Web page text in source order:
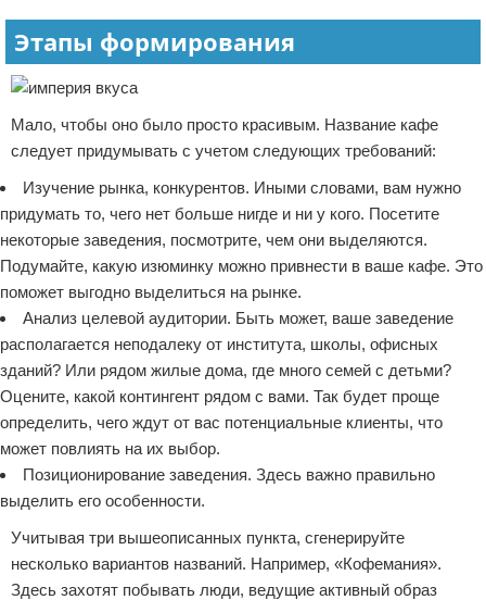
Этапы формирования
Мало, чтобы оно было просто красивым. Название кафе
следует придумывать с учетом следующих требований:
Изучение рынка, конкурентов. Иными словами, вам нужно
придумать то, чего нет больше нигде и ни у кого. Посетите
некоторые заведения, посмотрите, чем они выделяются.
Подумайте, какую изюминку можно привнести в ваше кафе. Это
поможет выгодно выделиться на рынке.
Анализ целевой аудитории. Быть может, ваше заведение
располагается неподалеку от института, школы, офисных
зданий? Или рядом жилые дома, где много семей с детьми?
Оцените, какой контингент рядом с вами. Так будет проще
определить, чего ждут от вас потенциальные клиенты, что
может повлиять на их выбор.
Позиционирование заведения. Здесь важно правильно
выделить его особенности.
Учитывая три вышеописанных пункта, сгенерируйте
несколько вариантов названий. Например, «Кофемания».
Здесь захотят побывать люди, ведущие активный образ